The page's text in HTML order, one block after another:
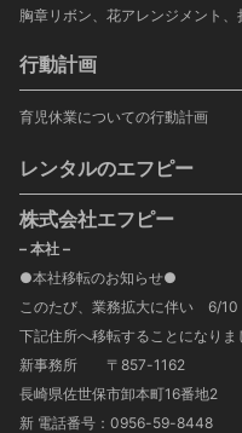
胸章リボン、花アレンジメント
行動計画
育児休業についての行動計画
レンタルのエフピー
株式会社エフピー
– 本社 –
●本社移転のお知らせ●
このたび、業務拡大に伴い 6/10
下記住所へ移転することになりま
新事務所 〒857-1162
長崎県佐世保市卸本町16番地2
新 電話番号：0956-59-8448